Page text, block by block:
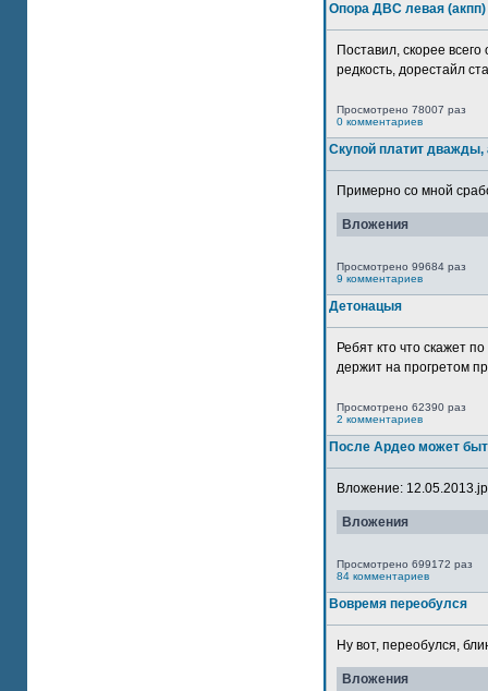
Опора ДВС левая (акпп)
Поставил, скорее
редкость, дорестайл
Просмотрено 78007 раз
0 комментариев
Скупой платит
Примерно со мной
Вложения
Просмотрено 99684 раз
9 комментариев
Детонацыя
Ребят кто что скажет
держит на прогретом
Просмотрено 62390 раз
2 комментариев
После Ардео может
Вложение:
Вложения
Просмотрено 699172 раз
84 комментариев
Вовремя переобулся
Ну вот, переобулся,
Вложения